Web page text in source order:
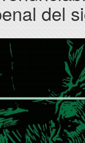
del